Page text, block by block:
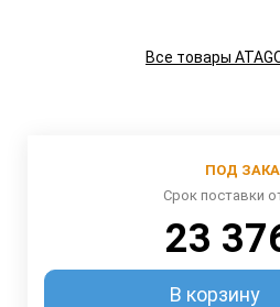
Все товары
ПОД
Срок поставки
23
В корзину